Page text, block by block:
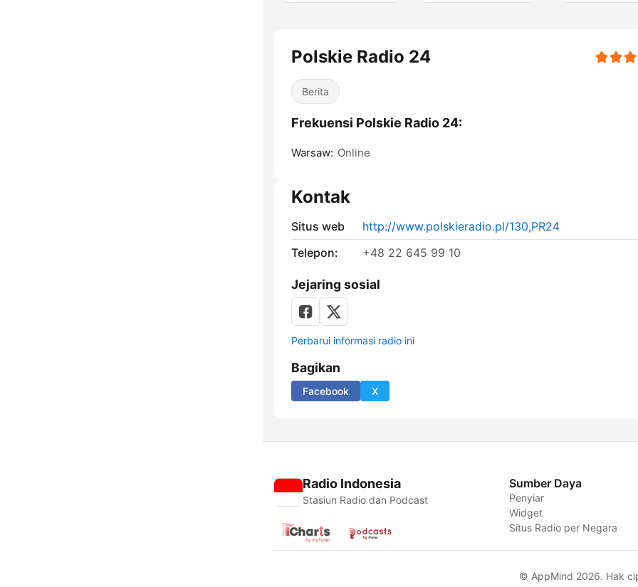
Polskie Radio 24
Berita
Frekuensi Polskie Radio 24:
Warsaw: Online
Kontak
Situs web
http://www.polskieradio.pl/130,PR24
Telepon:
+48 22 645 99 10
Jejaring sosial
Perbarui informasi radio ini
Bagikan
Facebook X
Radio Indonesia
Stasiun Radio dan Podcast
Sumber Daya
Penyiar
Widget
Situs Radio per Negara
© AppMind 2026. Hak